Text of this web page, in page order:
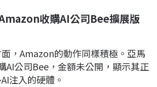
收購AI公司Bee擴展版
，Amazon的動作同樣積極。亞馬
AI公司Bee，金額未公開，顯示其正
注入的硬體。